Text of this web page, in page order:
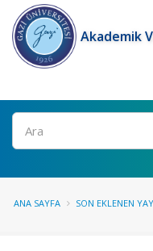
Akademik
Ara
ANA SAYFA SON EKLENEN